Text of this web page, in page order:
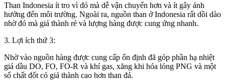
Than Indonesia ít tro vì đó mà dễ vận chuyển hơn và ít gây ảnh
hưởng đến môi trường. Ngoài ra, nguồn than ở Indonesia rất dồi dào
nhờ đó mà giá thành rẻ và lượng hàng được cung ứng nhanh.
3. Lợi ích thứ 3:
Nhờ vào nguồn hàng được cung cấp ổn định đã góp phần hạ nhiệt
giá dầu DO, FO, FO-R và khí gas, xăng khi hóa lỏng PNG và một
số chất đốt có giá thành cao hơn than đá.